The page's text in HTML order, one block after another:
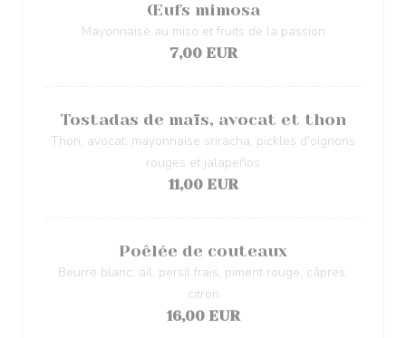
Œufs mimosa
Mayonnaise au miso et fruits de la passion
7,00 EUR
Tostadas de maïs, avocat et thon
Thon, avocat, mayonnaise sriracha, pickles d'oignons
rouges et jalapeños
11,00 EUR
Poêlée de couteaux
Beurre blanc, ail, persil frais, piment rouge, câpres,
citron
16,00 EUR